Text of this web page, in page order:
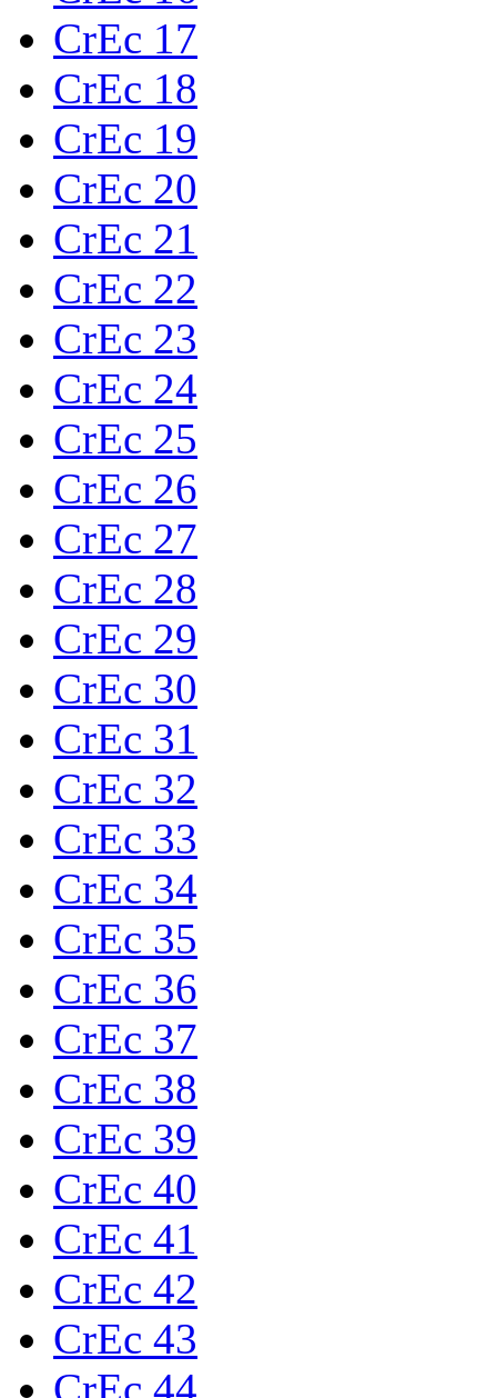
CrEc 17
CrEc 18
CrEc 19
CrEc 20
CrEc 21
CrEc 22
CrEc 23
CrEc 24
CrEc 25
CrEc 26
CrEc 27
CrEc 28
CrEc 29
CrEc 30
CrEc 31
CrEc 32
CrEc 33
CrEc 34
CrEc 35
CrEc 36
CrEc 37
CrEc 38
CrEc 39
CrEc 40
CrEc 41
CrEc 42
CrEc 43
CrEc 44